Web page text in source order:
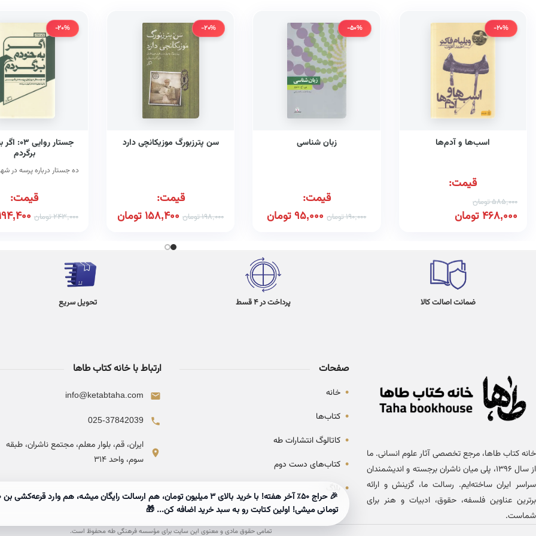
-20%
اسب‌ها و آدم‌ها
قیمت:
585,000تومان
468,000تومان
-50%
زبان شناسی
قیمت:
190,000تومان 95,000تومان
-20%
سن پترزبورگ موزیکانچی دارد
قیمت:
198,000تومان 158,400تومان
-20%
جستار
برگردم
ده جستار درباره پرسه در
قیمت:
243,000تومان
ضمانت اصالت کالا پرداخت در 4 قسط تحویل سریع
خانه کتاب طاها، مرجع تخصصی آثار علوم انسانی. ما
از سال ۱۳۹۶، پلی میان ناشران برجسته و اندیشمندان
سراسر ایران ساخته‌ایم. رسالت ما، گزینش و ارائه
برترین عناوین فلسفه، حقوق، ادبیات و هنر برای
شماست.
صفحات
• خانه
• کتاب‌ها
• کاتالوگ انتشارات طه
• کتاب‌های دست دوم
•
ارتباط با خانه کتاب طاها
info@ketabtaha.com
025-37842039
ایران، قم، بلوار معلم، مجتمع ناشران، طبقه
سوم، واحد ۳۱۴
تمامی حقوق مادی و معنوی این سایت برای مؤسسه فرهنگی طه محفوظ است.
تومانی میشی! اولین کتابت رو به سبد خرید اضافه کن... 🎁